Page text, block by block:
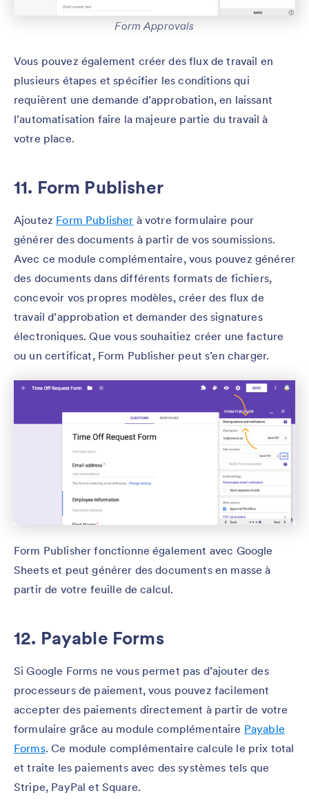
Form Approvals
Vous pouvez également créer des flux de travail en
plusieurs étapes et spécifier les conditions qui
requièrent une demande d’approbation, en laissant
l’automatisation faire la majeure partie du travail à
votre place.
11. Form Publisher
Ajoutez Form Publisher à votre formulaire pour
générer des documents à partir de vos soumissions.
Avec ce module complémentaire, vous pouvez générer
des documents dans différents formats de fichiers,
concevoir vos propres modèles, créer des flux de
travail d’approbation et demander des signatures
électroniques. Que vous souhaitiez créer une facture
ou un certificat, Form Publisher peut s’en charger.
Form Publisher fonctionne également avec Google
Sheets et peut générer des documents en masse à
partir de votre feuille de calcul.
12. Payable Forms
Si Google Forms ne vous permet pas d’ajouter des
processeurs de paiement, vous pouvez facilement
accepter des paiements directement à partir de votre
formulaire grâce au module complémentaire Payable
Forms. Ce module complémentaire calcule le prix total
et traite les paiements avec des systèmes tels que
Stripe, PayPal et Square.